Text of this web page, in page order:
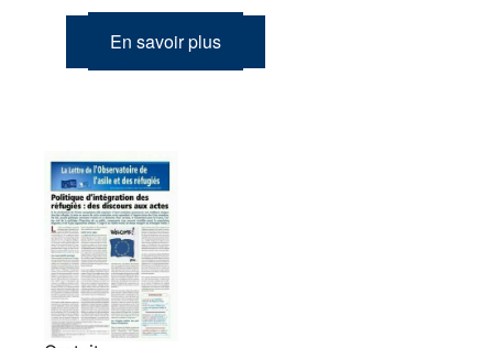
En savoir plus